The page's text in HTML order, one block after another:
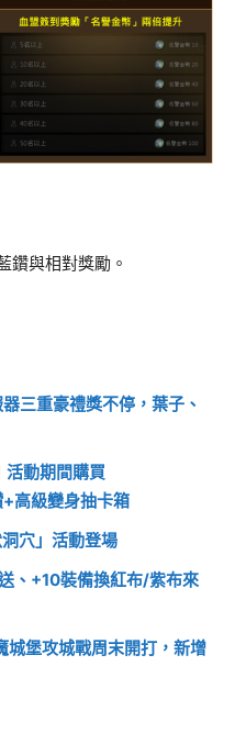
鑽與相對獎勵。
三重豪禮獎不停，葉子、
活動期間購買
高級變身抽卡箱
穴」活動登場
、+10裝備換紅布/紫布來
堡攻城戰周末開打，新增